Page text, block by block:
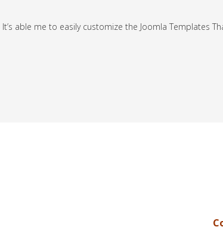
able me to easily customize the Joomla Templates